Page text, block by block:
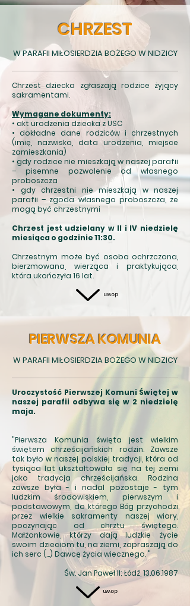
CHRZEST
W PARAFII MIŁOSIERDZIA BOŻEGO W NIDZICY
Chrzest dziecka zgłaszają rodzice żyjący
sakramentami.
Wymagane dokumenty:
• akt urodzenia dziecka z USC
• dokładne dane rodziców i chrzestnych
(imię, nazwisko, data urodzenia, miejsce
zamieszkania)
• gdy rodzice nie mieszkają w naszej parafii
– pisemne pozwolenie od własnego
proboszcza
• gdy chrzestni nie mieszkają w naszej
parafii – zgoda własnego proboszcza, że
mogą być chrzestnymi
Chrzest jest udzielany w II i IV niedzielę
miesiąca o godzinie 11:30.
Chrzestnym może być osoba ochrzczona,
bierzmowana, wierząca i praktykująca,
która ukończyła 16 lat.
down
PIERWSZA KOMUNIA
W PARAFII MIŁOSIERDZIA BOŻEGO W NIDZICY
Uroczystość Pierwszej Komuni Świętej w
naszej parafii odbywa się w 2 niedzielę
maja.
"Pierwsza Komunia święta jest wielkim
świętem chrześcijańskich rodzin. Zawsze
tak było w naszej polskiej tradycji, która od
tysiąca lat ukształtowała się na tej ziemi
jako tradycja chrześcijańska. Rodzina
zawsze była - i nadal pozostaje - tym
ludzkim środowiskiem, pierwszym i
podstawowym, do którego Bóg przychodzi
przez wielkie sakramenty naszej wiary,
poczynając od chrztu świętego.
Małżonkowie, którzy dają ludzkie życie
swoim dzieciom tu, na ziemi, zapraszają do
ich serc (...) Dawcę życia wiecznego. "
Św. Jan Paweł II; Łódź, 13.06.1987
down